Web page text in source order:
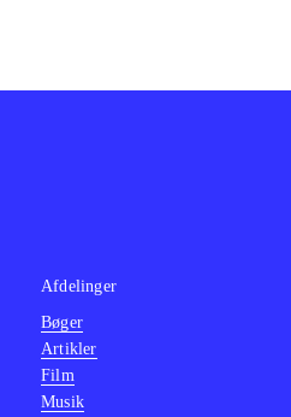
Afdelinger
Bøger
Artikler
Film
Musik